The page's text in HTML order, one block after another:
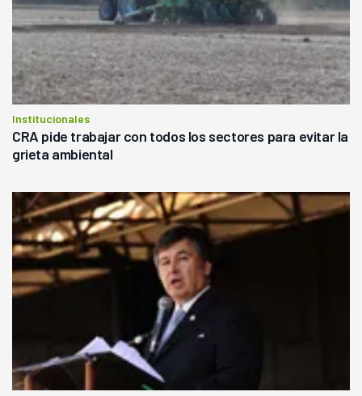
Institucionales
CRA pide trabajar con todos los sectores para evitar la
grieta ambiental